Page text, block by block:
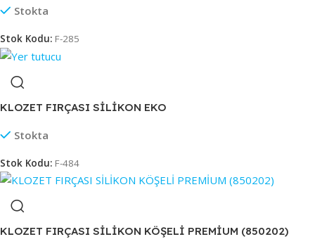
Stokta
Stok Kodu: F-285
KLOZET FIRÇASI SİLİKON EKO
Stokta
Stok Kodu: F-484
KLOZET FIRÇASI SİLİKON KÖŞELİ PREMİUM (850202)